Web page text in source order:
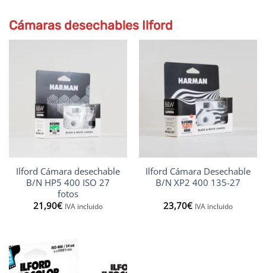
Cámaras desechables Ilford
Ilford Cámara desechable
B/N HP5 400 ISO 27
fotos
21,90€ IVA incluido
Ilford Cámara Desechable
B/N XP2 400 135-27
23,70€ IVA incluido